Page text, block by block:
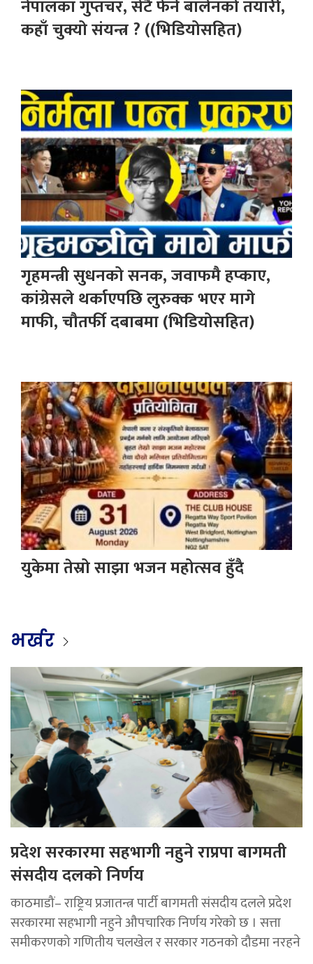
नेपालका गुप्तचर, सेटै फेर्ने बालेनको तयारी,
कहाँ चुक्यो संयन्त्र ? ((भिडियोसहित)
गृहमन्त्री सुधनको सनक, जवाफमै हप्काए,
कांग्रेसले थर्काएपछि लुरुक्क भएर मागे
माफी, चौतर्फी दबाबमा (भिडियोसहित)
युकेमा तेस्रो साझा भजन महोत्सव हुँदै
भर्खर
प्रदेश सरकारमा सहभागी नहुने राप्रपा बागमती
संसदीय दलको निर्णय
काठमाडौं– राष्ट्रिय प्रजातन्त्र पार्टी बागमती संसदीय दलले प्रदेश
सरकारमा सहभागी नहुने औपचारिक निर्णय गरेको छ । सत्ता
समीकरणको गणितीय चलखेल र सरकार गठनको दौडमा नरहने